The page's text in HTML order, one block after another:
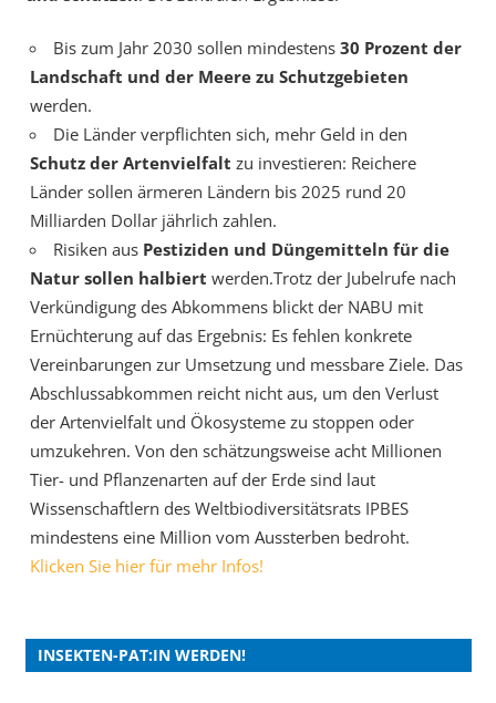
Bis zum Jahr 2030 sollen mindestens 30 Prozent der
Landschaft und der Meere zu Schutzgebieten
werden.
Die Länder verpflichten sich, mehr Geld in den
Schutz der Artenvielfalt zu investieren: Reichere
Länder sollen ärmeren Ländern bis 2025 rund 20
Milliarden Dollar jährlich zahlen.
Risiken aus Pestiziden und Düngemitteln für die
Natur sollen halbiert werden.Trotz der Jubelrufe nach
Verkündigung des Abkommens blickt der NABU mit
Ernüchterung auf das Ergebnis: Es fehlen konkrete
Vereinbarungen zur Umsetzung und messbare Ziele. Das
Abschlussabkommen reicht nicht aus, um den Verlust
der Artenvielfalt und Ökosysteme zu stoppen oder
umzukehren. Von den schätzungsweise acht Millionen
Tier- und Pflanzenarten auf der Erde sind laut
Wissenschaftlern des Weltbiodiversitätsrats IPBES
mindestens eine Million vom Aussterben bedroht.
Klicken Sie hier für mehr Infos!
INSEKTEN-PAT:IN WERDEN!